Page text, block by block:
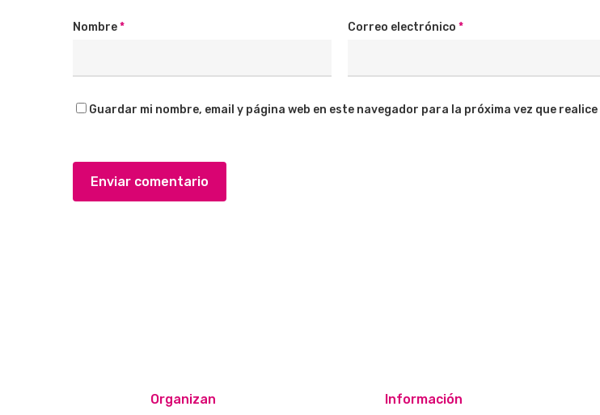
Nombre* Correo electrónico *
Guardar mi nombre, email y página web en este navegador para la próxima vez que
Organizan Información